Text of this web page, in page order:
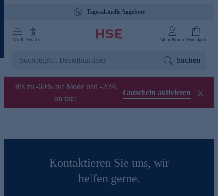
Tagesaktuelle Angebote
Menü Ansicht Mein Konto Warenkorb
Suchen
Bis zu -60% auf Mode und -20%
on top!
Gutschein aktivieren
Kontaktieren Sie uns, wir
helfen gerne.